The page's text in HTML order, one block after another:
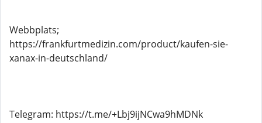
Webbplats;
https://frankfurtmedizin.com/product/kaufen-sie-
xanax-in-deutschland/
Telegram: https://t.me/+Lbj9ijNCwa9hMDNk